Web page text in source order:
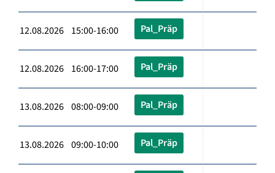
12.08.2026 15:00-16:00 Pal_Präp
12.08.2026 16:00-17:00 Pal_Präp
13.08.2026 08:00-09:00 Pal_Präp
13.08.2026 09:00-10:00 Pal_Präp